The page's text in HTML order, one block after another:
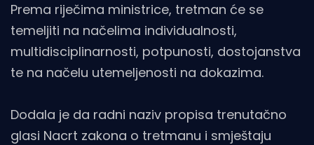
Prema riječima ministrice, tretman će se
temeljiti na načelima individualnosti,
multidisciplinarnosti, potpunosti, dostojanstva
te na načelu utemeljenosti na dokazima.
Dodala je da radni naziv propisa trenutačno
glasi Nacrt zakona o tretmanu i smještaju